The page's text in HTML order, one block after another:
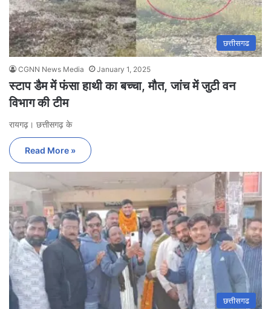
छत्तीसगढ
CGNN News Media January 1, 2025
स्टाप डैम में फंसा हाथी का बच्चा, मौत, जांच में जुटी वन
विभाग की टीम
रायगढ़। छत्तीसगढ़ के
Read More »
छत्तीसगढ